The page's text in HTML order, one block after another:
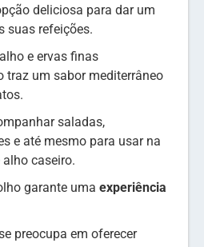
deliciosa para dar um
suas refeições.
e ervas finas
traz um sabor mediterrâneo
saladas,
e até mesmo para usar na
caseiro.
garante uma experiência
preocupa em oferecer